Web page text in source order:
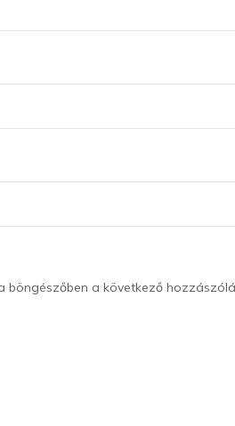
böngészőben a következő